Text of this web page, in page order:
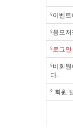
바이
º이벤
º응모
º로그
º비회
다.
º 회원